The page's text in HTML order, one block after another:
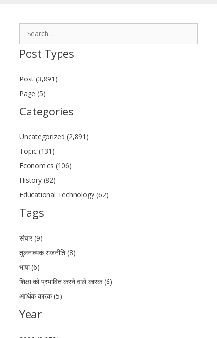
Post Types
Post (3,891)
Page (5)
Categories
Uncategorized (2,891)
Topic (131)
Economics (106)
History (82)
Educational Technology (62)
Tags
संचार (9)
तुलनात्मक राजनीति (8)
भाषा (6)
शिक्षा को प्रभावित करने वाले कारक (6)
आर्थिक कारक (5)
Year